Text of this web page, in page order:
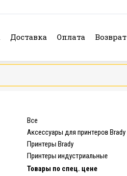
Доставка Оплата Возврат
Все
Аксессуары для принтеров Brady
Принтеры Brady
Принтеры индустриальные
Товары по спец. цене